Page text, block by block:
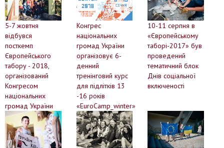
5-7 жовтня
відбувся
посткемп
Європейського
табору - 2018,
організований
Конгресом
національних
громад України
Конгрес
національних
громад України
організовує 6-
денний
тренінговий курс
для підлітків 13
-16 років
«EuroCamp_winter»
10-11 серпня в
«Європейському
таборі-2017» був
проведений
тематичний блок
Днів соціальної
включеності